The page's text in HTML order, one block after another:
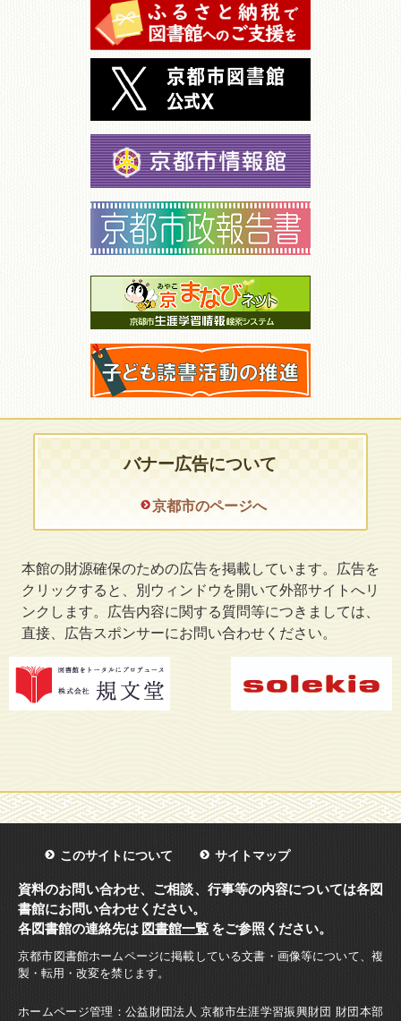
バナー広告について
京都市のページへ
本館の財源確保のための広告を掲載しています。広告を
クリックすると、別ウィンドウを開いて外部サイトへリ
ンクします。広告内容に関する質問等につきましては、
直接、広告スポンサーにお問い合わせください。
このサイトについて サイトマップ
資料のお問い合わせ、ご相談、行事等の内容については各図
書館にお問い合わせください。
各図書館の連絡先は 図書館一覧 をご参照ください。
京都市図書館ホームページに掲載している文書・画像等について、複
製・転用・改変を禁じます。
ホームページ管理：公益財団法人 京都市生涯学習振興財団 財団本部